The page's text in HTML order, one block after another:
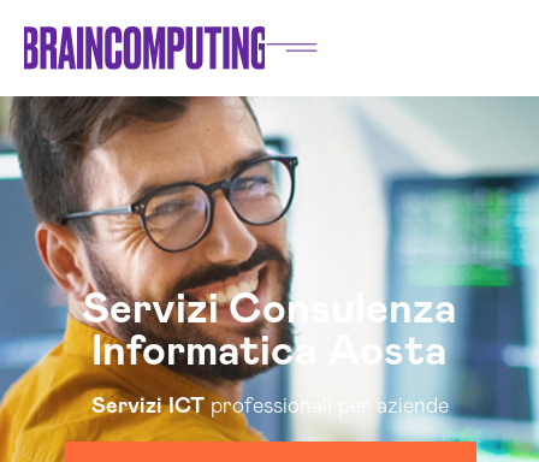
Servizi Consulenza
Informatica Aosta
Servizi ICTprofessionali per aziende